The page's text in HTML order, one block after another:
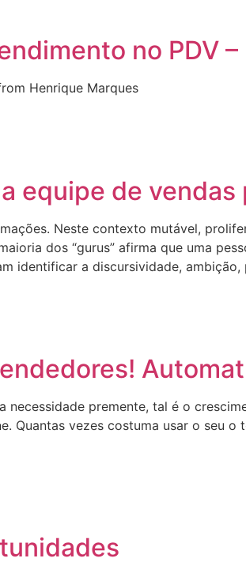
no PDV –
Henrique Marques
equipe de
Neste contexto mutável,
dos “gurus” afirma que uma
identificar a discursividade,
premente, tal é o
Quantas vezes costuma usar o seu